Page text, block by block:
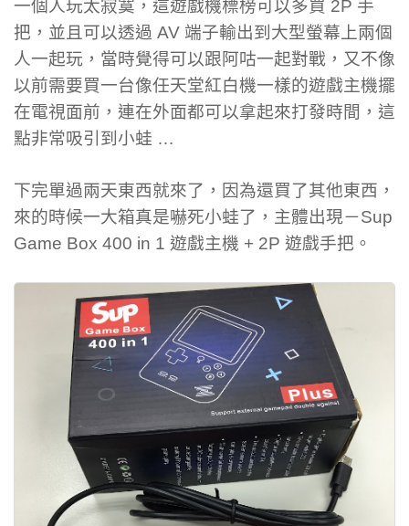
一個人玩太寂寞，這遊戲機標榜可以多買 2P 手
把，並且可以透過 AV 端子輸出到大型螢幕上兩個
人一起玩，當時覺得可以跟阿咕一起對戰，又不像
以前需要買一台像任天堂紅白機一樣的遊戲主機擺
在電視面前，連在外面都可以拿起來打發時間，這
點非常吸引到小蛙 …
下完單過兩天東西就來了，因為還買了其他東西，
來的時候一大箱真是嚇死小蛙了，主體出現－Sup
Game Box 400 in 1 遊戲主機 + 2P 遊戲手把。